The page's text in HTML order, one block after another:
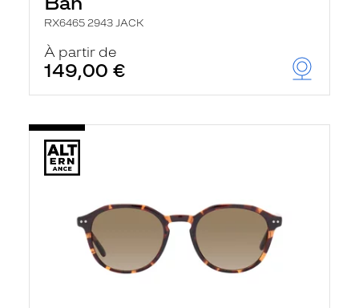
RX6465 2943 JACK
À partir de
149,00 €